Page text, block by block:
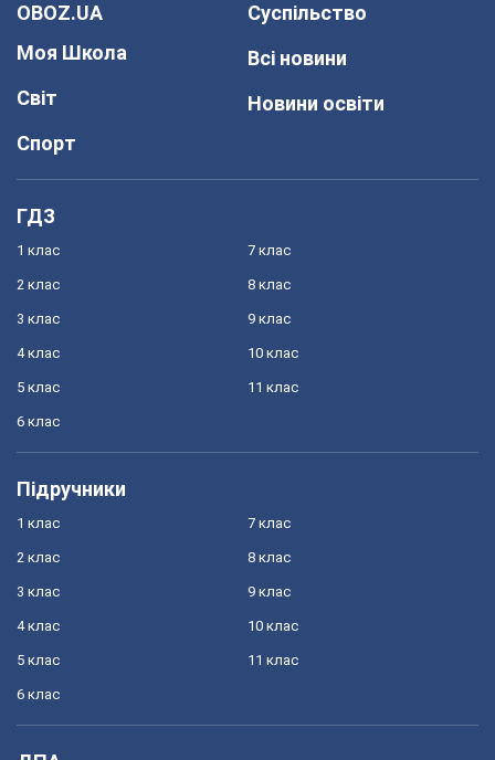
OBOZ.UA
Моя Школа
Світ
Спорт
Суспільство
Всі новини
Новини освіти
ГДЗ
1 клас
2 клас
3 клас
4 клас
5 клас
6 клас
7 клас
8 клас
9 клас
10 клас
11 клас
Підручники
1 клас
2 клас
3 клас
4 клас
5 клас
6 клас
7 клас
8 клас
9 клас
10 клас
11 клас